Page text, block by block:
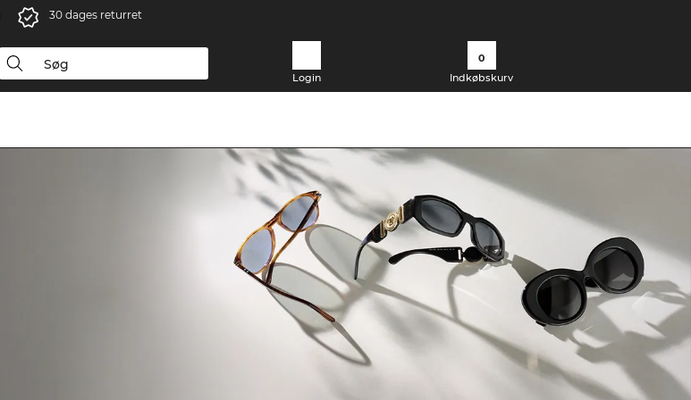
30 dages returret
Login
0
Indkøbskurv